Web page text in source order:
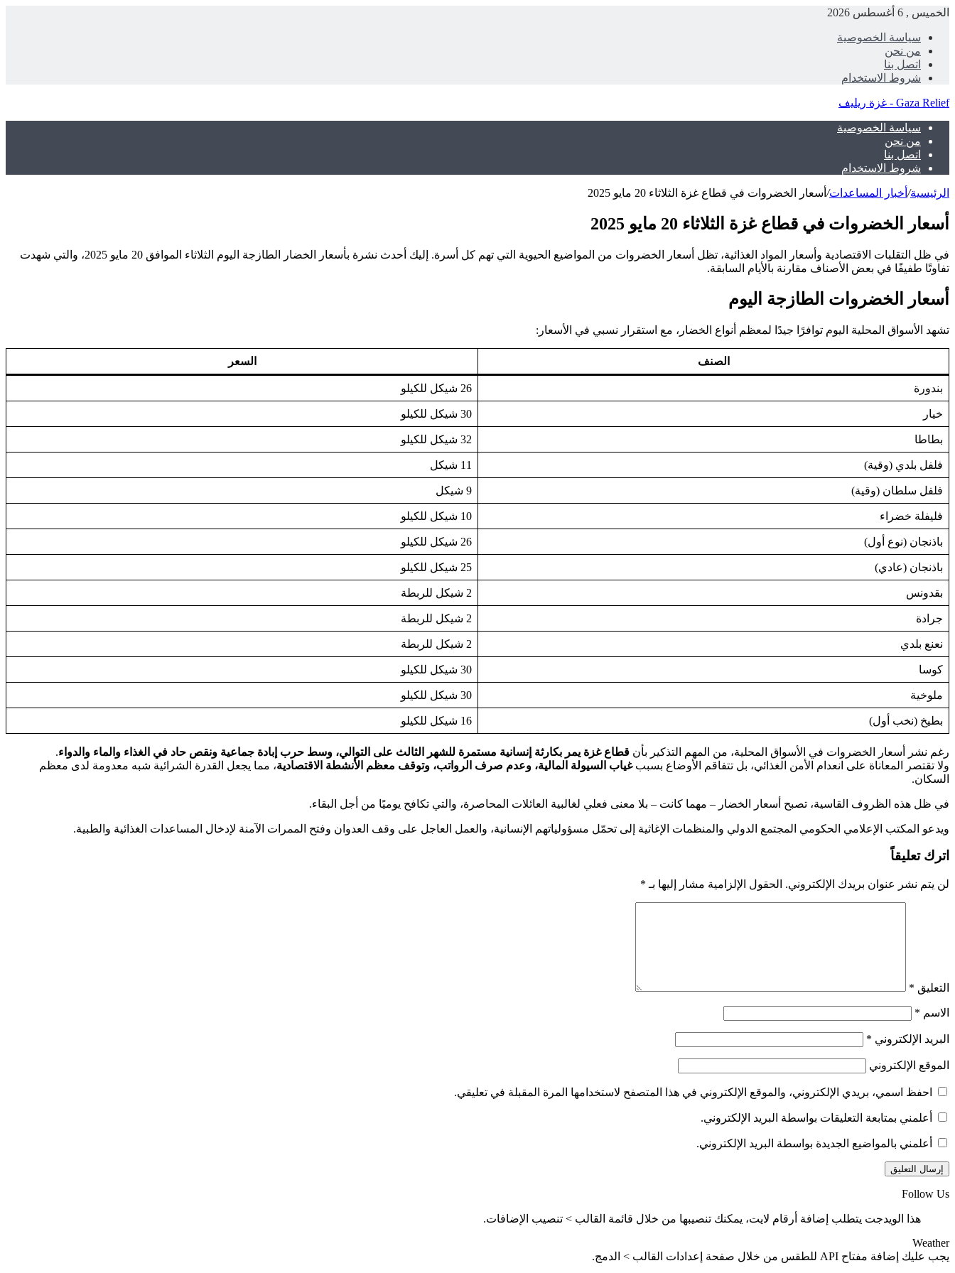
الخميس , 6 أغسطس 2026
سياسة الخصوصية
من نحن
اتصل بنا
شروط الاستخدام
Gaza Relief - غزة ريليف
سياسة الخصوصية
من نحن
اتصل بنا
شروط الاستخدام
الرئيسية/ أخبار المساعدات/ أسعار الخضروات في قطاع غزة الثلاثاء 20 مايو 2025
أسعار الخضروات في قطاع غزة الثلاثاء 20 مايو 2025
في ظل التقلبات الاقتصادية وأسعار المواد الغذائية، تظل أسعار الخضروات من المواضيع الحيوية التي تهم كل أسرة. إليك أحدث نشرة بأسعار الخضار الطازجة اليوم الثلاثاء الموافق 20 مايو 2025، والتي شهدت
تفاوتًا طفيفًا في بعض الأصناف مقارنة بالأيام السابقة.
أسعار الخضروات الطازجة اليوم
تشهد الأسواق المحلية اليوم توافرًا جيدًا لمعظم أنواع الخضار، مع استقرار نسبي في الأسعار:
الصنف السعر
بندورة 26 شيكل للكيلو
خيار 30 شيكل للكيلو
بطاطا 32 شيكل للكيلو
فلفل بلدي (وقية) 11 شيكل
فلفل سلطان (وقية) 9 شيكل
فليفلة خضراء 10 شيكل للكيلو
باذنجان (نوع أول) 26 شيكل للكيلو
باذنجان (عادي) 25 شيكل للكيلو
بقدونس 2 شيكل للربطة
جرادة 2 شيكل للربطة
نعنع بلدي 2 شيكل للربطة
كوسا 30 شيكل للكيلو
ملوخية 30 شيكل للكيلو
بطيخ (نخب أول) 16 شيكل للكيلو
رغم نشر أسعار الخضروات في الأسواق المحلية، من المهم التذكير بأن قطاع غزة يمر بكارثة إنسانية مستمرة للشهر الثالث على التوالي، وسط حرب إبادة جماعية ونقص حاد في الغذاء والماء والدواء.
ولا تقتصر المعاناة على انعدام الأمن الغذائي، بل تتفاقم الأوضاع بسببغياب السيولة المالية، وعدم صرف الرواتب، وتوقف معظم الأنشطة الاقتصادية، مما يجعل القدرة الشرائية شبه معدومة لدى معظم
السكان.
في ظل هذه الظروف القاسية، تصبح أسعار الخضار – مهما كانت – بلا معنى فعلي لغالبية العائلات المحاصرة، والتي تكافح يوميًا من أجل البقاء.
ويدعو المكتب الإعلامي الحكومي المجتمع الدولي والمنظمات الإغاثية إلى تحمّل مسؤولياتهم الإنسانية، والعمل العاجل على وقف العدوان وفتح الممرات الآمنة لإدخال المساعدات الغذائية والطبية.
اترك تعليقاً
لن يتم نشر عنوان بريدك الإلكتروني. الحقول الإلزامية مشار إليها بـ *
التعليق *
الاسم *
البريد الإلكتروني *
الموقع الإلكتروني
احفظ اسمي، بريدي الإلكتروني، والموقع الإلكتروني في هذا المتصفح لاستخدامها المرة المقبلة في تعليقي.
أعلمني بمتابعة التعليقات بواسطة البريد الإلكتروني.
أعلمني بالمواضيع الجديدة بواسطة البريد الإلكتروني.
Follow Us
هذا الويدجت يتطلب إضافة أرقام لايت، يمكنك تنصيبها من خلال قائمة القالب > تنصيب الإضافات.
Weather
يجب عليك إضافة مفتاح API للطقس من خلال صفحة إعدادات القالب > الدمج.